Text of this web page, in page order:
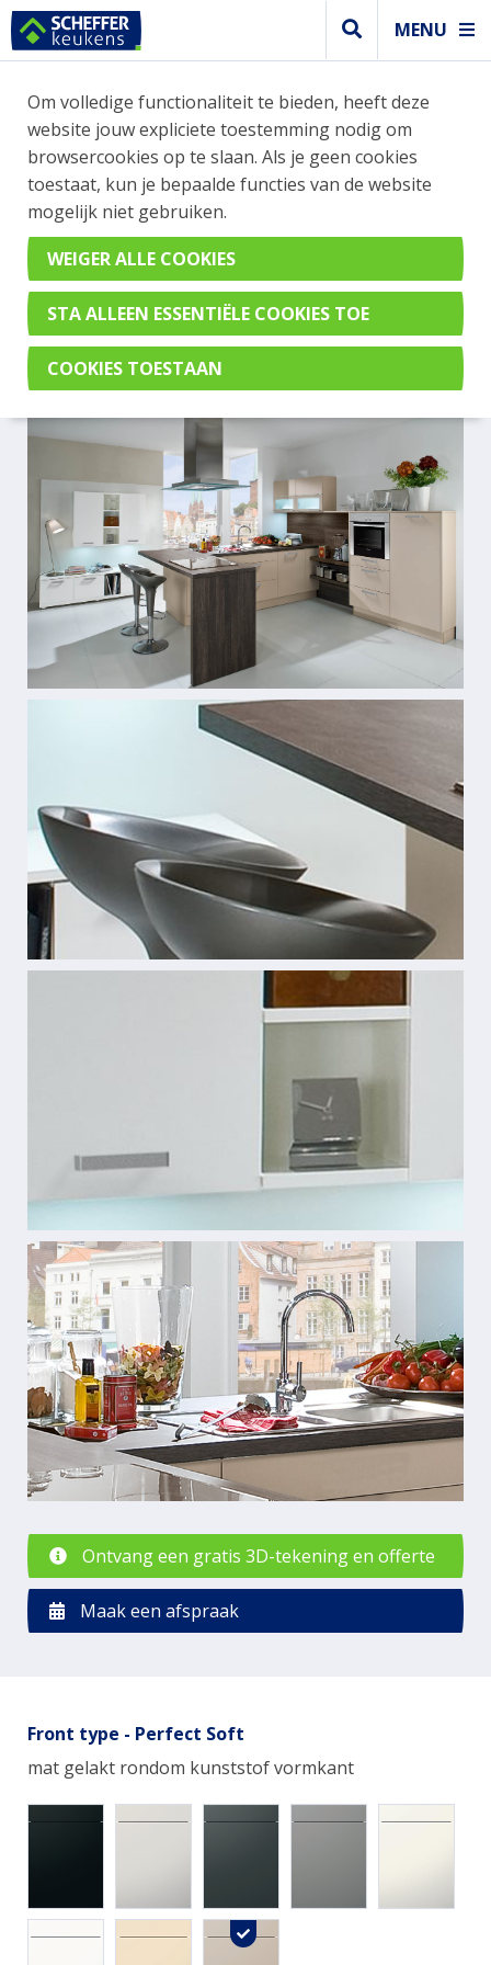
MENU
Modern keuken
MODERNE LICHTE KEUKEN
BESTAANDE UIT
VERSCHILLENDE
MATERIALEN MET BAR
Perfect Soft Kashmir
Ontvang een gratis 3D-tekening en offerte
Maak een afspraak
Front type - Perfect Soft
mat gelakt rondom kunststof vormkant
Om volledige functionaliteit te bieden, heeft deze
website jouw expliciete toestemming nodig om
browsercookies op te slaan. Als je geen cookies
toestaat, kun je bepaalde functies van de website
mogelijk niet gebruiken.